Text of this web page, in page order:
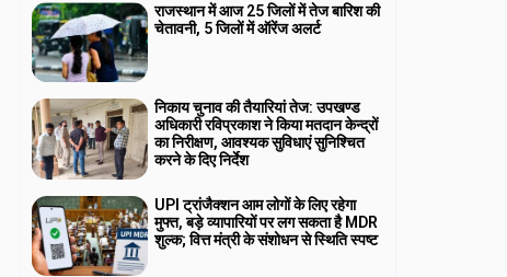
राजस्थान में आज 25 जिलों में तेज बारिश की
चेतावनी, 5 जिलों में ऑरेंज अलर्ट
निकाय चुनाव की तैयारियां तेज: उपखण्ड
अधिकारी रविप्रकाश ने किया मतदान केन्द्रों
का निरीक्षण, आवश्यक सुविधाएं सुनिश्चित
करने के दिए निर्देश
UPI ट्रांजैक्शन आम लोगों के लिए रहेगा
मुफ्त, बड़े व्यापारियों पर लग सकता है MDR
शुल्क; वित्त मंत्री के संशोधन से स्थिति स्पष्ट